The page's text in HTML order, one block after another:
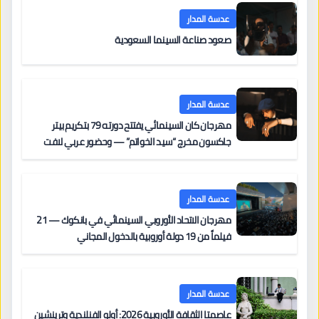
عدسة المدار
صعود صناعة السينما السعودية
عدسة المدار
مهرجان كان السينمائي يفتتح دورته 79 بتكريم بيتر
جاكسون مخرج “سيد الخواتم” — وحضور عربي لافت
عدسة المدار
مهرجان الاتحاد الأوروبي السينمائي في بانكوك — 21
فيلماً من 19 دولة أوروبية بالدخول المجاني
عدسة المدار
عاصمتا الثقافة الأوروبية 2026: أولو الفنلندية وترينشين